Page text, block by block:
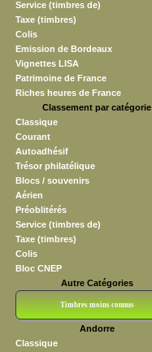
Service (timbres de)
Taxe (timbres)
Colis
Emission de Bordeaux
Vignettes LISA
Patrimoine de France
Riches heures de France
Classement par catégorie
Classique
Courant
Autoadhésif
Trésor philatélique
Blocs / souvenirs
Aérien
Préoblitérés
Service (timbres de)
Taxe (timbres)
Colis
Bloc CNEP
Autre Catégories
Timbres moins connus
Andorre
Classique